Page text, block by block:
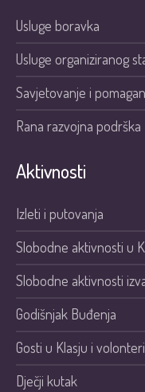
Usluge boravka
Usluge organiziranog
Savjetovanje i
Rana razvojna podrška
Aktivnosti
Izleti i putovanja
Slobodne aktivnosti u
Slobodne aktivnosti
Godišnjak Buđenja
Gosti u Klasju i volonteri
Dječji kutak